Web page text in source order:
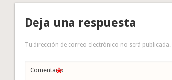
Deja una respuesta
Tu dirección de correo electrónico no será publicada.
Comentario
*